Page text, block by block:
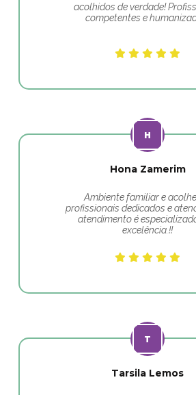
acolhidos de verdade!
competentes e
Hona Zamerim
Ambiente familiar e
profissionais dedicados e
atendimento é
excelência.!!
Tarsila Lemos